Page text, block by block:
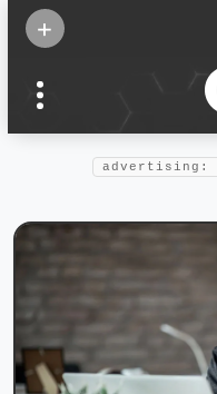
+
confianza
Foro salud
advertising: